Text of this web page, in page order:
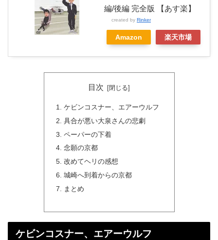
編/後編 完全版 【あす楽】
created by Rinker
Amazon 楽天市場
目次
ケビンコスナー、エアーウルフ
具合が悪い大泉さんの悲劇
ペーパーの下着
念願の京都
改めてヘリの感想
城崎へ到着からの京都
まとめ
ケビンコスナー、エアーウルフ